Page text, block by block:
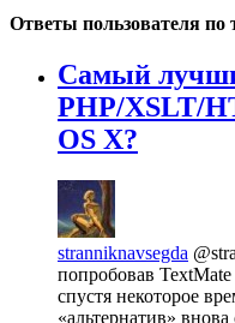
Ответы пользователя по
Самый
PHP/XSLT/
OS X?
stranniknavsegda
попробовав TextMate
спустя некоторое
«альтернатив»